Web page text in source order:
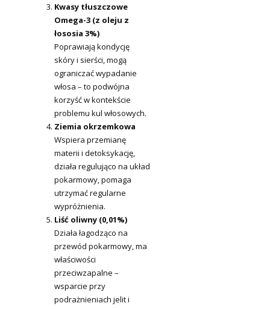
Kwasy tłuszczowe
Omega-3 (z oleju z
łososia 3%)
Poprawiają kondycję
skóry i sierści, mogą
ograniczać wypadanie
włosa – to podwójna
korzyść w kontekście
problemu kul włosowych.
Ziemia okrzemkowa
Wspiera przemianę
materii i detoksykację,
działa regulująco na układ
pokarmowy, pomaga
utrzymać regularne
wypróżnienia.
Liść oliwny (0,01%)
Działa łagodząco na
przewód pokarmowy, ma
właściwości
przeciwzapalne –
wsparcie przy
podrażnieniach jelit i